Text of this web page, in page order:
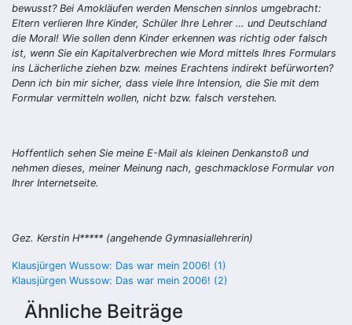
bewusst? Bei Amokläufen werden Menschen sinnlos umgebracht:
Eltern verlieren Ihre Kinder, Schüler Ihre Lehrer … und Deutschland
die Moral! Wie sollen denn Kinder erkennen was richtig oder falsch
ist, wenn Sie ein Kapitalverbrechen wie Mord mittels Ihres Formulars
ins Lächerliche ziehen bzw. meines Erachtens indirekt befürworten?
Denn ich bin mir sicher, dass viele Ihre Intension, die Sie mit dem
Formular vermitteln wollen, nicht bzw. falsch verstehen.
Hoffentlich sehen Sie meine E-Mail als kleinen Denkanstoß und
nehmen dieses, meiner Meinung nach, geschmacklose Formular von
Ihrer Internetseite.
Gez. Kerstin H***** (angehende Gymnasiallehrerin)
Beitragsnavigation
Klausjürgen Wussow: Das war mein 2006! (1)
Klausjürgen Wussow: Das war mein 2006! (2)
Ähnliche Beiträge